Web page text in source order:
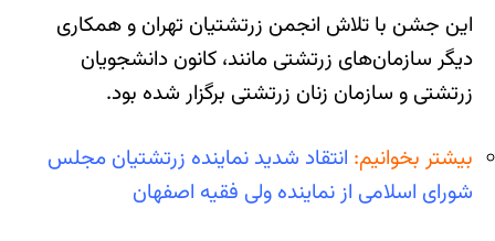
این جشن با تلاش انجمن زرتشتیان تهران و همکاری
دیگر سازمان‌های زرتشتی مانند، کانون دانشجویان
زرتشتی و سازمان زنان زرتشتی برگزار شده بود.
بیشتر بخوانیم: انتقاد شدید نماینده زرتشتیان مجلس
شورای اسلامی از نماینده ولی فقیه اصفهان